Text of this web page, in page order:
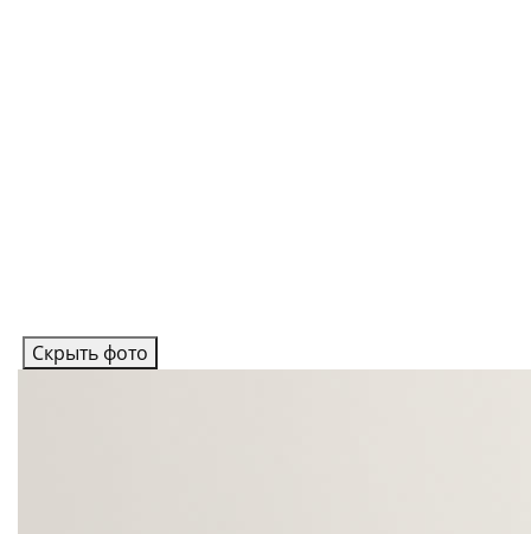
Скрыть фото